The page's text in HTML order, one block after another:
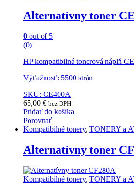
Alternatívny toner
0 out of 5
(0)
HP kompatibilná tonerová náplň
Výťažnosť: 5500 strán
SKU: CE400A
65,00 € bez DPH
Pridať do košíka
Porovnať
Kompatibilné tonery, TONERY a
Alternatívny toner
Kompatibilné tonery, TONERY a